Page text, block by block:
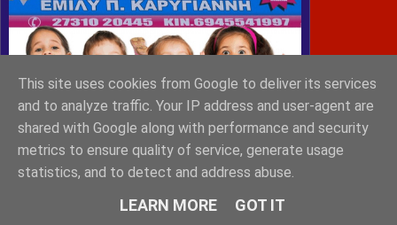
This site uses cookies from Google to deliver its services
and to analyze traffic. Your IP address and user-agent are
shared with Google along with performance and security
metrics to ensure quality of service, generate usage
statistics, and to detect and address abuse.
LEARN MORE GOT IT